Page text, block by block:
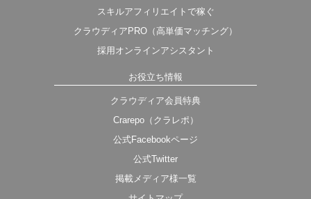
スキルアフィリエイトで稼ぐ
クラウディアPRO（高単価マッチング）
採用オンラインアシスタント
お役立ち情報
クラウディア会員特典
Crarepo（クラレポ）
公式Facebookページ
公式Twitter
掲載メディア様一覧